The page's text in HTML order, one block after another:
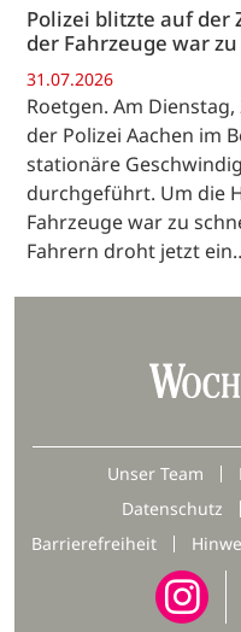
Polizei blitzte auf der
der Fahrzeuge war
31.07.2026
Roetgen. Am
der Polizei Aachen im
stationäre
durchgeführt. Um die
Fahrzeuge war zu
Fahrern droht jetzt
Unser Team
Datenschutz
Barrierefreiheit